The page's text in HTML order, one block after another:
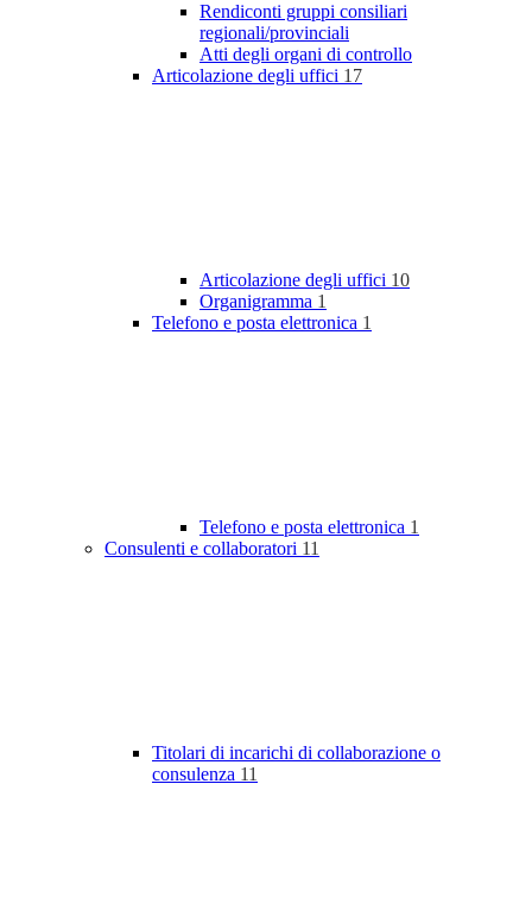
Rendiconti gruppi consiliari
regionali/provinciali
Atti degli organi di controllo
Articolazione degli uffici 17
Articolazione degli uffici 10
Organigramma 1
Telefono e posta elettronica 1
Telefono e posta elettronica 1
Consulenti e collaboratori 11
Titolari di incarichi di collaborazione o
consulenza 11